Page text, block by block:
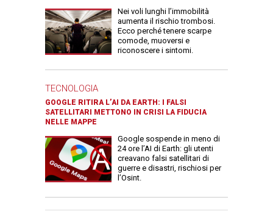
Nei voli lunghi l’immobilità
aumenta il rischio trombosi.
Ecco perché tenere scarpe
comode, muoversi e
riconoscere i sintomi.
TECNOLOGIA
GOOGLE RITIRA L’AI DA EARTH: I FALSI
SATELLITARI METTONO IN CRISI LA FIDUCIA
NELLE MAPPE
Google sospende in meno di
24 ore l’AI di Earth: gli utenti
creavano falsi satellitari di
guerre e disastri, rischiosi per
l’Osint.